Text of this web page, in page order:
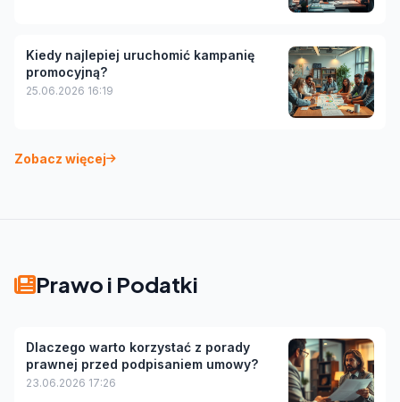
Kiedy najlepiej uruchomić kampanię
promocyjną?
25.06.2026 16:19
Zobacz więcej
Prawo i Podatki
Dlaczego warto korzystać z porady
prawnej przed podpisaniem umowy?
23.06.2026 17:26